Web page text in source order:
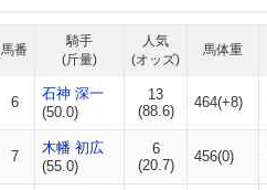
馬番
騎手
(斤量)
人気
(オッズ)
馬体重
6
石神 深一
(50.0)
13
(88.6)
464(+8)
7
木幡 初広
(55.0)
6
(20.7)
456(0)